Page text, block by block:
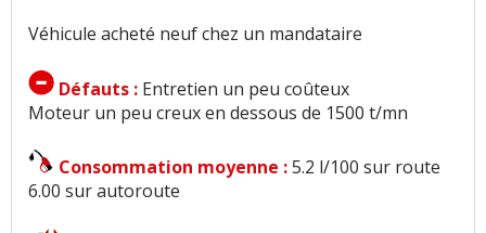
Véhicule acheté neuf chez un mandataire
Défauts : Entretien un peu coûteux
Moteur un peu creux en dessous de 1500 t/mn
Consommation moyenne :5.2 l/100 sur route
6.00 sur autoroute